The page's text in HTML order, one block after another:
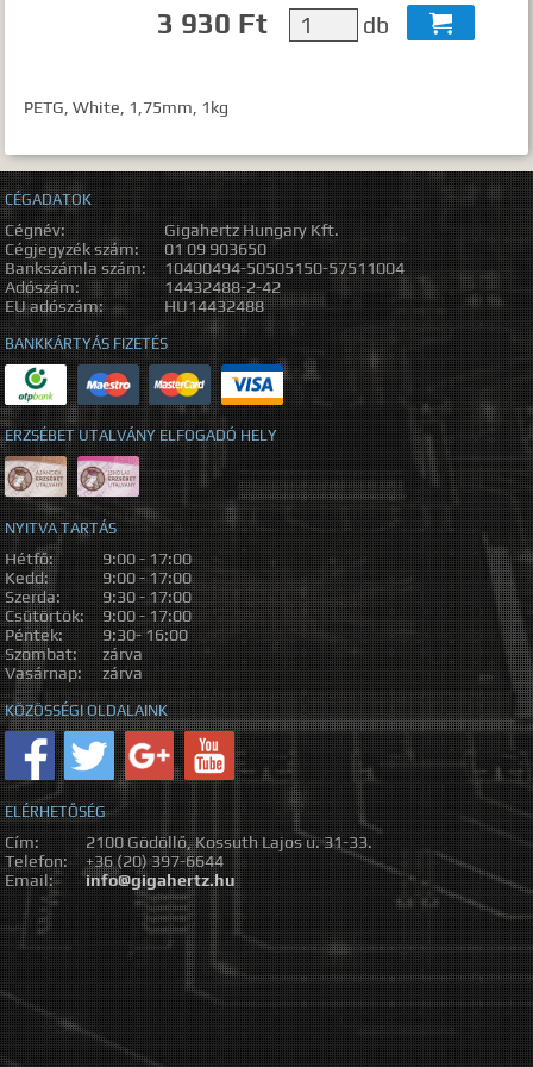
3 930 Ft db 
PETG, White, 1,75mm, 1kg
CÉGADATOK
Cégnév:
Gigahertz Hungary Kft.
Cégjegyzék szám:
01 09 903650
Bankszámla szám:
10400494-50505150-57511004
Adószám:
14432488-2-42
EU adószám:
HU14432488
BANKKÁRTYÁS FIZETÉS
ERZSÉBET UTALVÁNY ELFOGADÓ HELY
NYITVA TARTÁS
Hétfő:
9:00 - 17:00
Kedd:
9:00 - 17:00
Szerda:
9:30 - 17:00
Csütörtök:
9:00 - 17:00
Péntek:
9:30- 16:00
Szombat:
zárva
Vasárnap:
zárva
KÖZÖSSÉGI OLDALAINK
ELÉRHETŐSÉG
Cím:
2100 Gödöllő, Kossuth Lajos u. 31-33.
Telefon:
+36 (20) 397-6644
Email:
info@gigahertz.hu